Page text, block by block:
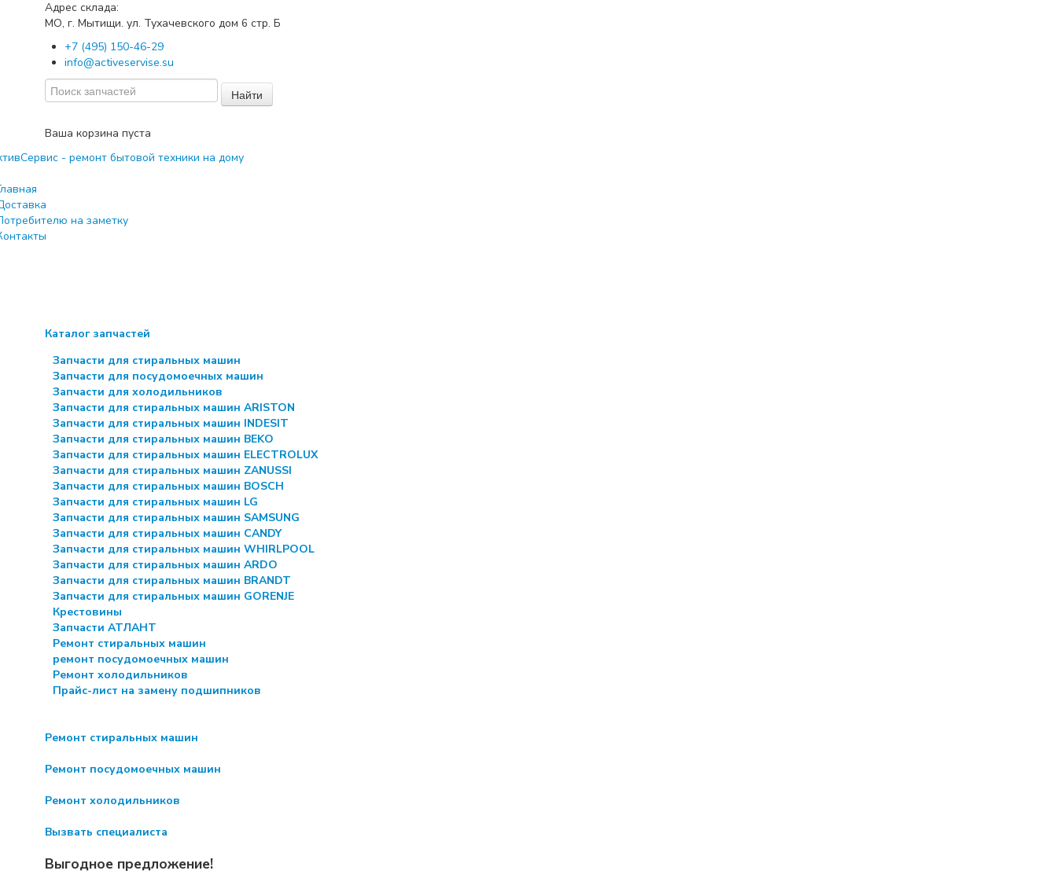
Адрес склада:
МО, г. Мытищи. ул. Тухачевского дом 6 стр. Б
+7 (495) 150-46-29
info@activeservise.su
Найти
Ваша корзина пуста
на заметку
Каталог запчастей
Запчасти для стиральных машин
Запчасти для посудомоечных машин
Запчасти для холодильников
Запчасти для стиральных машин ARISTON
Запчасти для стиральных машин INDESIT
Запчасти для стиральных машин BEKO
Запчасти для стиральных машин ELECTROLUX
Запчасти для стиральных машин ZANUSSI
Запчасти для стиральных машин BOSCH
Запчасти для стиральных машин LG
Запчасти для стиральных машин SAMSUNG
Запчасти для стиральных машин CANDY
Запчасти для стиральных машин WHIRLPOOL
Запчасти для стиральных машин ARDO
Запчасти для стиральных машин BRANDT
Запчасти для стиральных машин GORENJE
Крестовины
Запчасти АТЛАНТ
Ремонт стиральных машин
ремонт посудомоечных машин
Ремонт холодильников
Прайс-лист на замену подшипников
Ремонт стиральных машин
Ремонт посудомоечных машин
Ремонт холодильников
Вызвать специалиста
Выгодное предложение!